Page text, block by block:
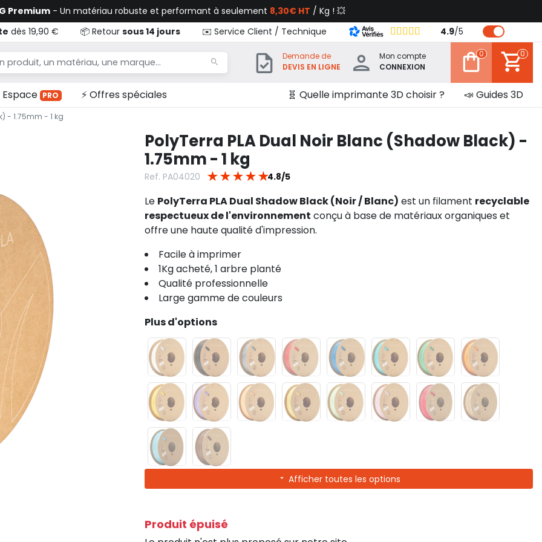
Premium - Un matériau robuste et performant à seulement 8,30€ HT / Kg ! 💥
dès 19,90 € 📦 Retour sous 14 jours ✉️ Service Client / Technique 4.9/5
Demande de
DEVIS EN LIGNE
Mon compte
CONNEXION
0 0
Espace PRO ⚡ Offres spéciales 🧬 Quelle imprimante 3D choisir ? 📣 Guides 3D
- 1.75mm - 1 kg
PolyTerra PLA Dual Noir Blanc (Shadow Black) -
1.75mm - 1 kg
Ref. PA04020 ★ ★ ★ ★ ★4.8/5
Le PolyTerra PLA Dual Shadow Black (Noir / Blanc) est un filament recyclable
respectueux de l'environnement conçu à base de matériaux organiques et
offre une haute qualité d'impression.
Facile à imprimer
1Kg acheté, 1 arbre planté
Qualité professionnelle
Large gamme de couleurs
Plus d'options
Afficher toutes les options
Produit épuisé